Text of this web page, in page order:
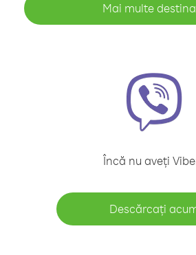
Mai multe
Încă nu aveți
Descărcați